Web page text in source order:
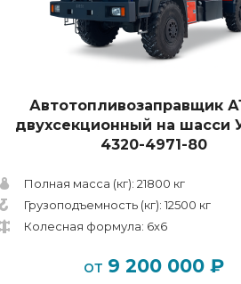
Автотопливозаправщик
двухсекционный на шасси
4320-4971-80
Полная масса (кг): 21800 кг
Грузоподъемность (кг): 12500 кг
Колесная формула: 6x6
от 9 200 000 ₽